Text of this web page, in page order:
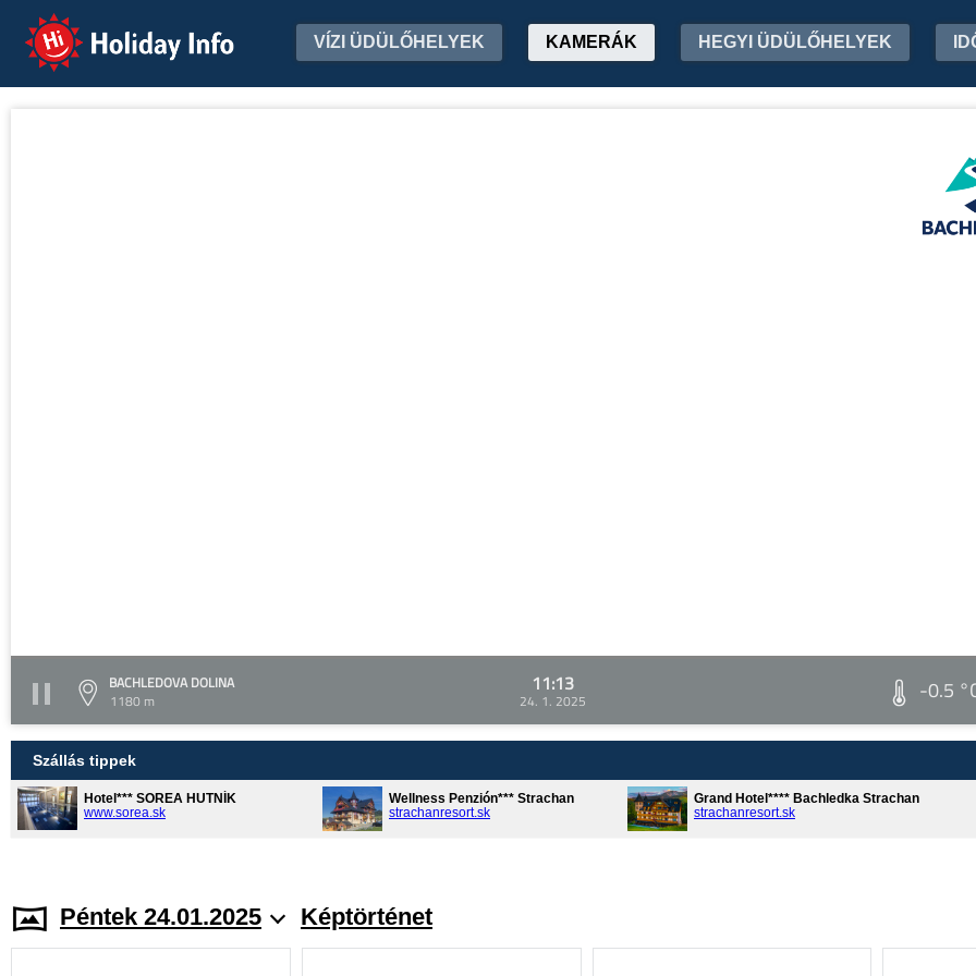
Holiday Info VÍZI ÜDÜLŐHELYEK KAMERÁK HEGYI ÜDÜLŐHELYEK
BACHLEDOVA DOLINA
1180 m
11:13
24. 1. 2025 -0.5
Szállás tippek
Hotel*** SOREA HUTNÍK
www.sorea.sk
Wellness Penzión*** Strachan
strachanresort.sk
Grand Hotel**** Bachledka Strachan
strachanresort.sk
Péntek 24.01.2025 Képtörténet